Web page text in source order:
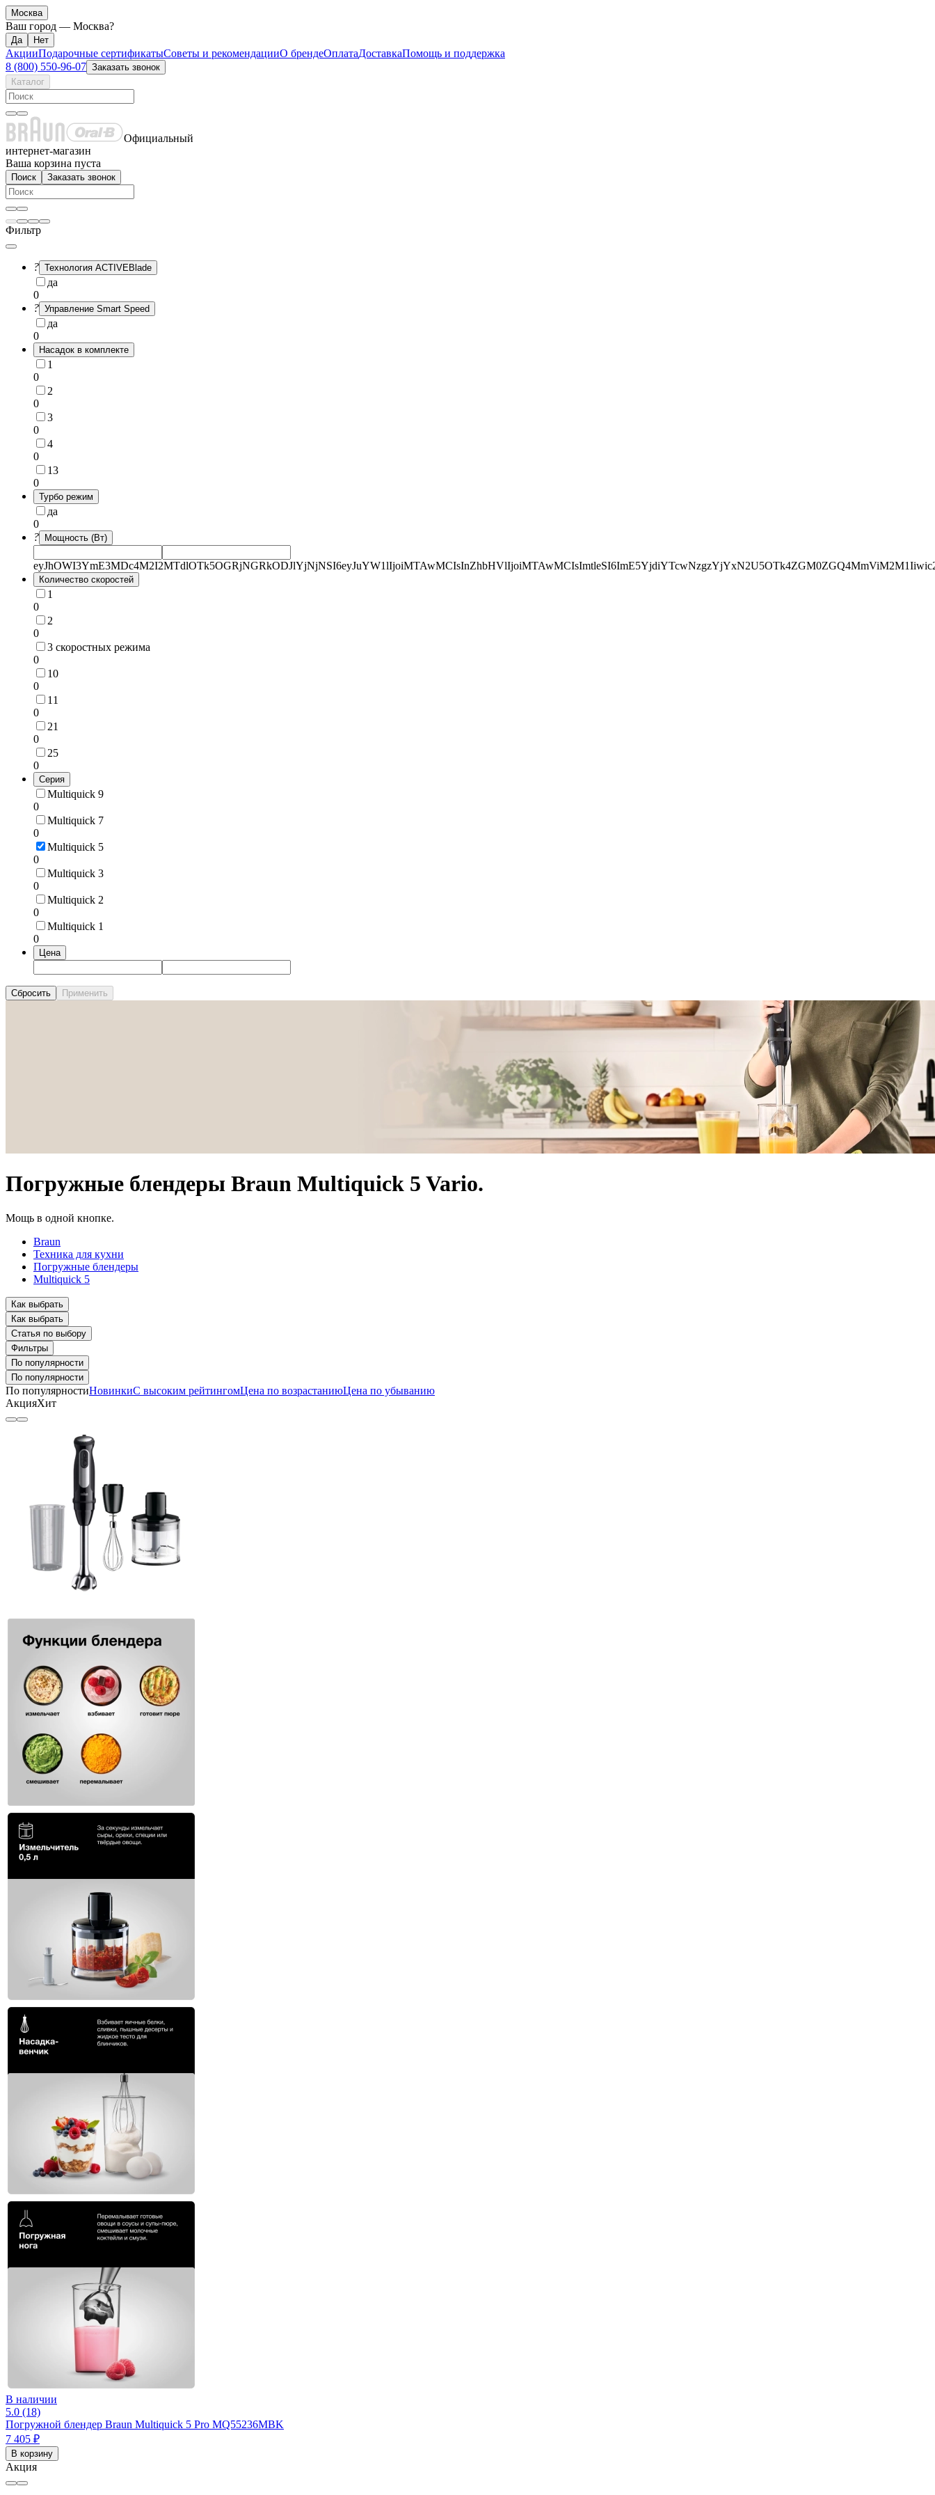
Москва
Ваш город — Москва?
АкцииПодарочные сертификатыСоветы и рекомендацииО брендеОплатаДоставкаПомощь и поддержка
8 (800) 550-96-07 Заказать звонок
Каталог
Официальный
интернет-магазин
Ваша корзина пуста
Поиск Заказать звонок
Фильтр
? Технология ACTIVEBlade
да
0
? Управление Smart Speed
да
0
Насадок в комплекте
1
0
2
0
3
0
4
0
13
0
Турбо режим
да
0
?
Мощность (Вт)
Количество скоростей
1
0
2
0
3 скоростных режима
0
10
0
11
0
21
0
25
0
Серия
Multiquick 9
0
Multiquick 7
0
Multiquick 5
0
Multiquick 3
0
Multiquick 2
0
Multiquick 1
0
Цена
Сбросить Применить
Погружные блендеры Braun Multiquick 5 Vario.
Мощь в одной кнопке.
Braun
Техника для кухни
Погружные блендеры
Multiquick 5
Как выбрать
Как выбрать
Статья по выбору
Фильтры
По популярности
По популярности
По популярностиНовинкиС высоким рейтингомЦена по возрастаниюЦена по убыванию
АкцияХит
В наличии
5.0 (18)
Погружной блендер Braun Multiquick 5 Pro MQ55236MBK
7 405 ₽
В корзину
Акция